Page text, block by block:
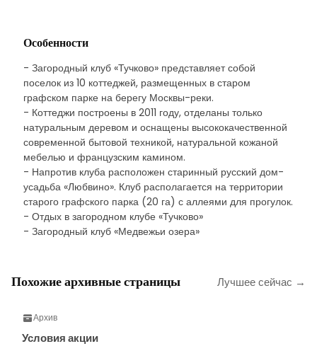
Особенности
- Загородный клуб «Тучково» представляет собой
поселок из 10 коттеджей, размещенных в старом
графском парке на берегу Москвы-реки.
- Коттеджи построены в 2011 году, отделаны только
натуральным деревом и оснащены высококачественной
современной бытовой техникой, натуральной кожаной
мебелью и французским камином.
- Напротив клуба расположен старинный русский дом-
усадьба «Любвино». Клуб располагается на территории
старого графского парка (20 га) с аллеями для прогулок.
- Отдых в загородном клубе «Тучково»
- Загородный клуб «Медвежьи озера»
Похожие архивные страницы Лучшее сейчас →
Архив
Условия акции